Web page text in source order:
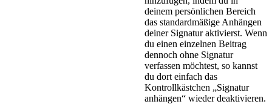
deinem persönlichen Bereich
das standardmäßige Anhängen
deiner Signatur aktivierst. Wenn
du einen einzelnen Beitrag
dennoch ohne Signatur
verfassen möchtest, so kannst
du dort einfach das
Kontrollkästchen „Signatur
anhängen“ wieder deaktivieren.